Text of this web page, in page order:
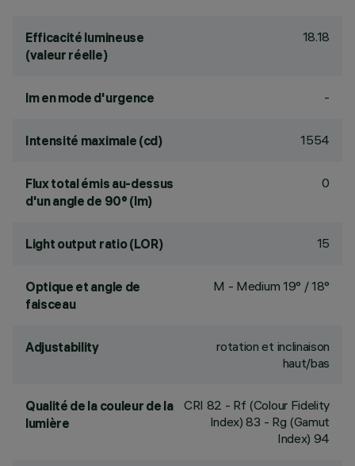
Efficacité lumineuse
(valeur réelle)
18.18
lm en mode d'urgence -
Intensité maximale (cd) 1554
Flux total émis au-dessus
d'un angle de 90° (lm)
0
Light output ratio (LOR) 15
Optique et angle de
faisceau
M - Medium 19° / 18°
Adjustability
rotation et inclinaison
haut/bas
Qualité de la couleur de la
lumière
CRI 82 - Rf (Colour Fidelity
Index) 83 - Rg (Gamut
Index) 94